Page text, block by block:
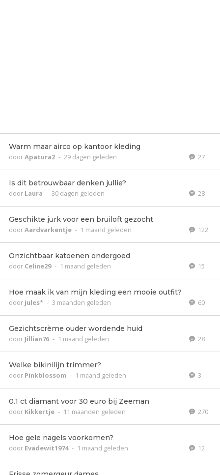
Warm maar airco op kantoor kleding
doorApatura2 - 29 dagen geleden 27
Is dit betrouwbaar denken jullie?
door Laura - 30 dagen geleden 28
Geschikte jurk voor een bruiloft gezocht
doorAardvarkentje - 1 maand geleden 122
Onzichtbaar katoenen ondergoed
door Celine29 - 1 maand geleden 15
Hoe maak ik van mijn kleding een mooie outfit?
door jules* - 3 maanden geleden 60
Gezichtscrème ouder wordende huid
door Jillian76 - 1 maand geleden 28
Welke bikinilijn trimmer?
door Pinkblossom - 1 maand geleden 3
0.1 ct diamant voor 30 euro bij Zeeman
door Kikkertje - 11 maanden geleden 270
Hoe gele nagels voorkomen?
door Evadewit1974 - 1 maand geleden 12